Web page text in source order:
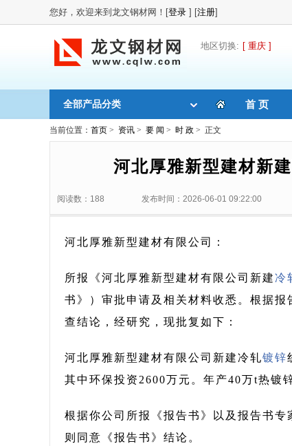
您好，欢迎来到龙文钢材网！[登录 ] [注册]
地区切换: [ 重庆 ]
全部产品分类 首 页
当前位置： 首页 > 资讯 > 要 闻 > 时 政 > 正文
河北厚雅新型建材新
阅读数：188 发布时间：2026-06-01 09:22:00
河北厚雅新型建材有限公司：
所报《河北厚雅新型建材有限公司新建冷
书》）审批申请及相关材料收悉。根据
查结论，经研究，现批复如下：
河北厚雅新型建材有限公司新建冷轧镀锌
其中环保投资2600万元。年产40万t热镀
根据你公司所报《报告书》以及报告书
则同意《报告书》结论。